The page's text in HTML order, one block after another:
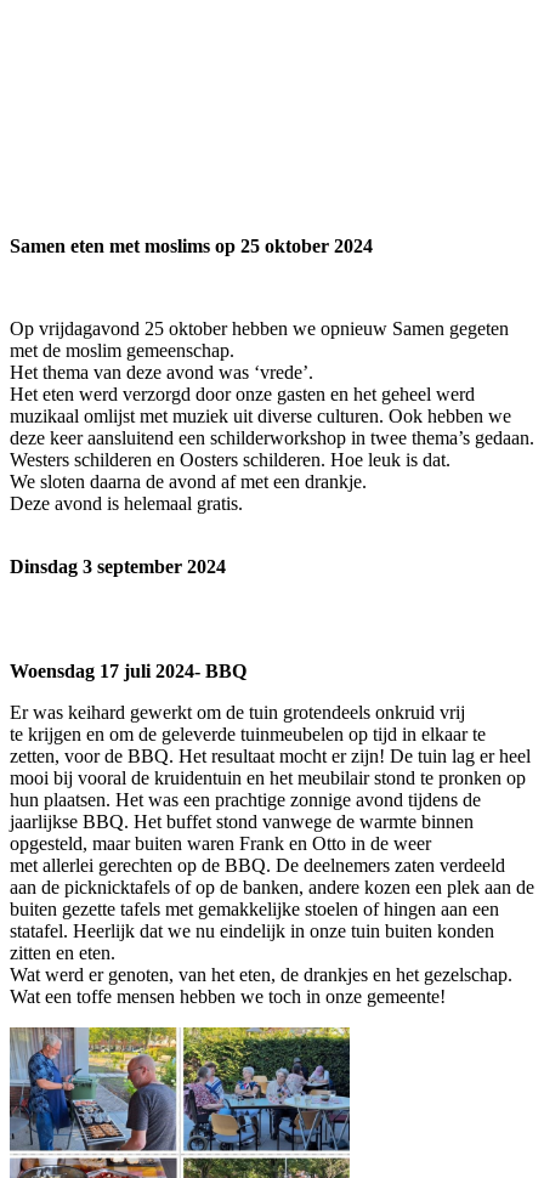
Samen eten met moslims op 25 oktober 2024
Op vrijdagavond 25 oktober hebben we opnieuw Samen gegeten
met de moslim gemeenschap.
Het thema van deze avond was ‘vrede’.
Het eten werd verzorgd door onze gasten en het geheel werd
muzikaal omlijst met muziek uit diverse culturen. Ook hebben we
deze keer aansluitend een schilderworkshop in twee thema’s gedaan.
Westers schilderen en Oosters schilderen. Hoe leuk is dat.
We sloten daarna de avond af met een drankje.
Deze avond is helemaal gratis.
Dinsdag 3 september 2024
Woensdag 17 juli 2024- BBQ
Er was keihard gewerkt om de tuin grotendeels onkruid vrij
te krijgen en om de geleverde tuinmeubelen op tijd in elkaar te
zetten, voor de BBQ. Het resultaat mocht er zijn! De tuin lag er heel
mooi bij vooral de kruidentuin en het meubilair stond te pronken op
hun plaatsen. Het was een prachtige zonnige avond tijdens de
jaarlijkse BBQ. Het buffet stond vanwege de warmte binnen
opgesteld, maar buiten waren Frank en Otto in de weer
met allerlei gerechten op de BBQ. De deelnemers zaten verdeeld
aan de picknicktafels of op de banken, andere kozen een plek aan de
buiten gezette tafels met gemakkelijke stoelen of hingen aan een
statafel. Heerlijk dat we nu eindelijk in onze tuin buiten konden
zitten en eten.
Wat werd er genoten, van het eten, de drankjes en het gezelschap.
Wat een toffe mensen hebben we toch in onze gemeente!